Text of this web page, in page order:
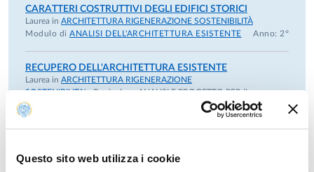
Questo sito web utilizza i cookie
CARATTERI COSTRUTTIVI DEGLI EDIFICI STORICI
Laurea in ARCHITETTURA RIGENERAZIONE SOSTENIBILITÀ
Modulo di ANALISI DELL'ARCHITETTURA ESISTENTE Anno: 2°
RECUPERO DELL'ARCHITETTURA ESISTENTE
Laurea in ARCHITETTURA RIGENERAZIONE
SOSTENIBILITA'- Curriculum:ANALISI E PROGETTO PER IL
RECUPERO DEL COSTRUITO
Modulo di
LABORATORIO DI SINTESI FINALE IN
"ANALISI E PROGETTO PER IL RECUPERO DEL